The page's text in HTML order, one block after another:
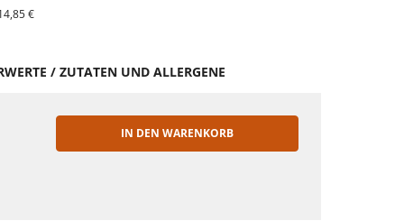
€
/ ZUTATEN UND ALLERGENE
IN DEN WARENKORB